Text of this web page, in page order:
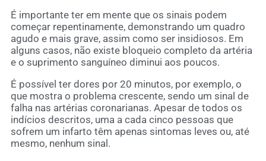
É importante ter em mente que os sinais podem
começar repentinamente, demonstrando um quadro
agudo e mais grave, assim como ser insidiosos. Em
alguns casos, não existe bloqueio completo da artéria
e o suprimento sanguíneo diminui aos poucos.
É possível ter dores por 20 minutos, por exemplo, o
que mostra o problema crescente, sendo um sinal de
falha nas artérias coronarianas. Apesar de todos os
indícios descritos, uma a cada cinco pessoas que
sofrem um infarto têm apenas sintomas leves ou, até
mesmo, nenhum sinal.